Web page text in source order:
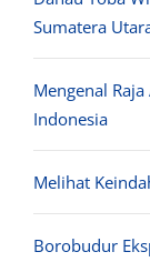
Sumatera
Mengenal
Indonesia
Melihat
Borobudur